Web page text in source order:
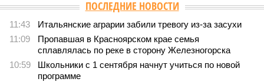
Версия //Общество //
Земля уже не раз показывала человечеству свой
крутой нрав – когда покажет снова?
Земля уже не раз показывала человечеству свой крутой
нрав – когда покажет снова?
Последние времена